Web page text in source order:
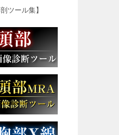
ツール集】